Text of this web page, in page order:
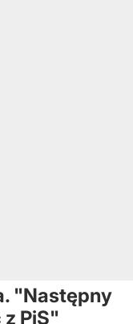
"Następny
PiS"